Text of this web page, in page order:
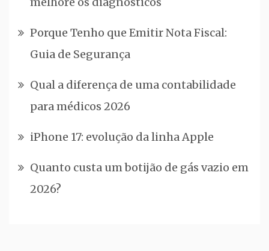
Porque Tenho que Emitir Nota Fiscal:
Guia de Segurança
Qual a diferença de uma contabilidade
para médicos 2026
iPhone 17: evolução da linha Apple
Quanto custa um botijão de gás vazio em
2026?